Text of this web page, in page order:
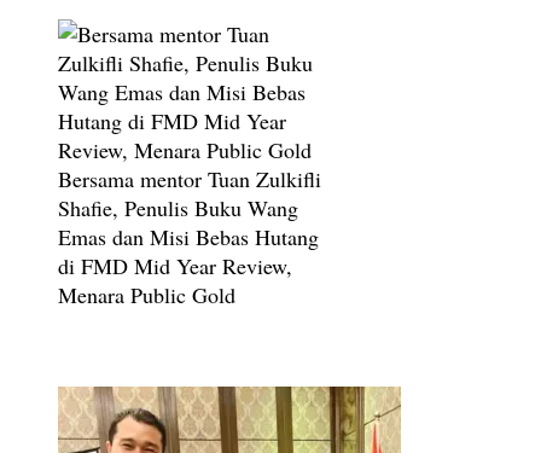
Bersama mentor Tuan Zulkifli
Shafie, Penulis Buku Wang
Emas dan Misi Bebas Hutang
di FMD Mid Year Review,
Menara Public Gold